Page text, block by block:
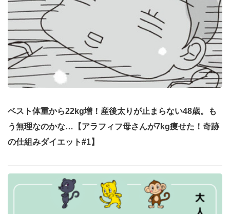
ベスト体重から22kg増！産後太りが止まらない48歳。も
う無理なのかな…【アラフィフ母さんが7kg痩せた！奇跡
の仕組みダイエット#1】